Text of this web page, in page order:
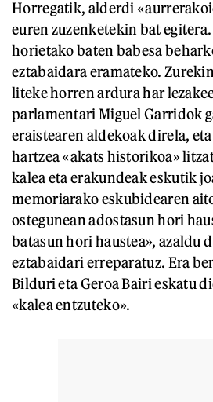
Horregatik, alderdi
euren zuzenketekin bat
horietako baten babesa
eztabaidara eramateko.
liteke horren ardura har
parlamentari Miguel Garridok
eraistearen aldekoak direla,
hartzea «akats historikoa»
kalea eta erakundeak eskutik
memoriarako eskubidearen
ostegunean adostasun hori
batasun hori haustea», azaldu
eztabaidari erreparatuz. Era
Bilduri eta Geroa Bairi eskatu
«kalea entzuteko».